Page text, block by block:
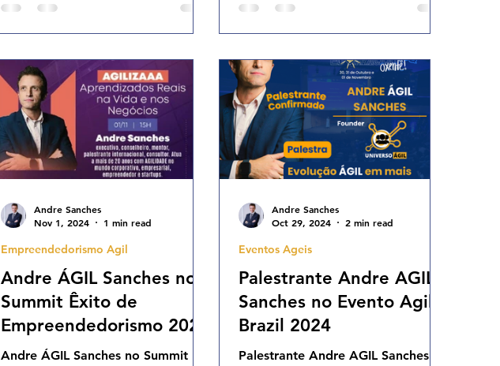
Andre ÁGIL Sanches no
Summit Êxito de
Empreendedorismo 2024
Andre ÁGIL Sanches no Summit
Empreendedorismo Agil
Andre Sanches
Nov 1, 2024
1 min read
Palestrante Andre AGIL
Sanches no Evento Agile
Brazil 2024
Palestrante Andre AGIL Sanches no
Eventos Ageis
Andre Sanches
Oct 29, 2024
2 min read